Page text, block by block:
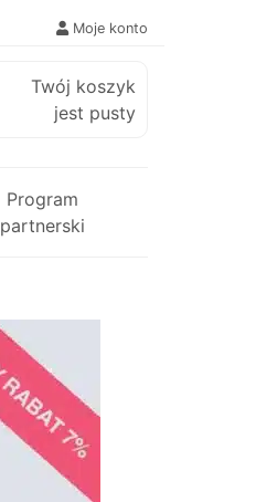
Moje konto
Twój koszyk
jest pusty
Program
partnerski